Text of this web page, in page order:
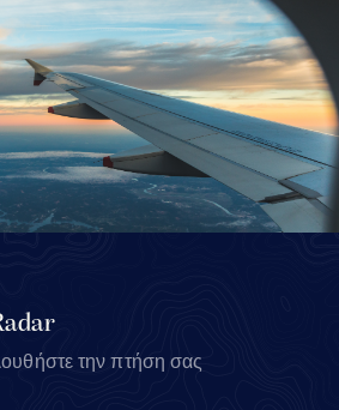
την πτήση σας